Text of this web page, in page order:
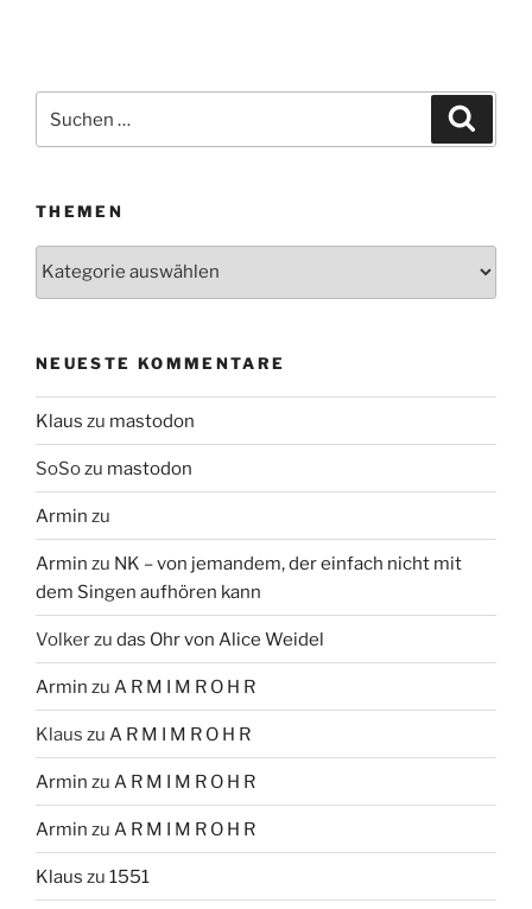
nach:
THEMEN
Themen
NEUESTE KOMMENTARE
Klaus zu mastodon
SoSozu mastodon
Armin zu
Armin zu NK – von jemandem, der einfach nicht mit
dem Singen aufhören kann
Volkerzu das Ohr von Alice Weidel
Armin zu A R M I M R O H R
Klaus zu A R M I M R O H R
Armin zu A R M I M R O H R
Armin zu A R M I M R O H R
Klaus zu 1551